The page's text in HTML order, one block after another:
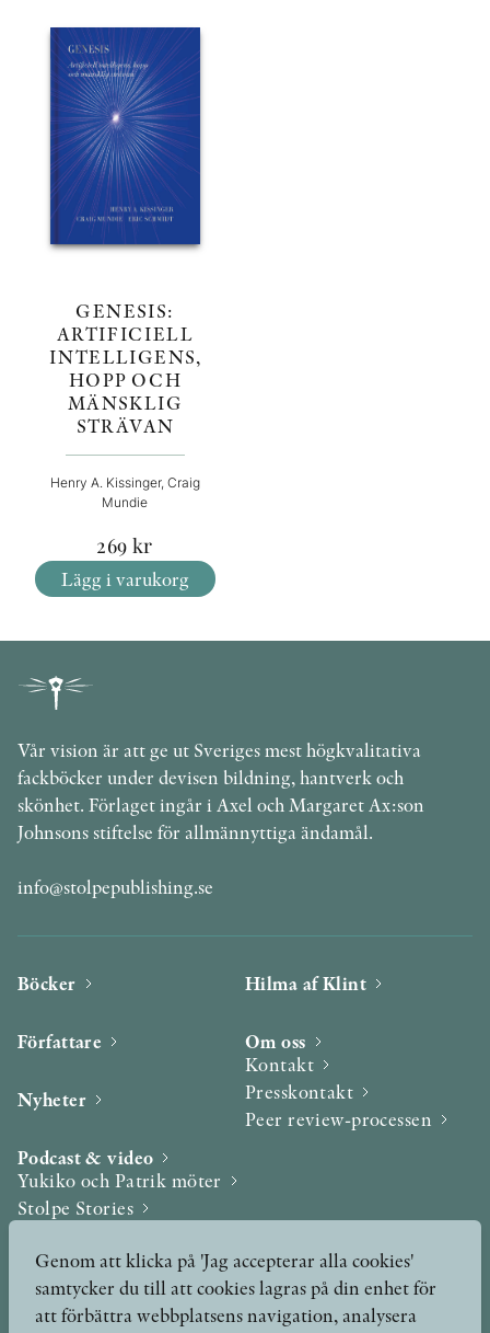
GENESIS:
ARTIFICIELL
INTELLIGENS,
HOPP OCH
MÄNSKLIG
STRÄVAN
Henry A. Kissinger, Craig
Mundie
269 kr
Lägg i varukorg
Vår vision är att ge ut Sveriges mest högkvalitativa
fackböcker under devisen bildning, hantverk och
skönhet. Förlaget ingår i Axel och Margaret Ax:son
Johnsons stiftelse för allmännyttiga ändamål.
info@stolpepublishing.se
Böcker
Författare
Nyheter
Podcast & video
Yukiko och Patrik möter
Stolpe Stories
Utmärkelser & Format
Utmärkelser
Hilma af Klint
Om oss
Kontakt
Presskontakt
Peer review-processen
Genom att klicka på 'Jag accepterar alla cookies'
samtycker du till att cookies lagras på din enhet för
att förbättra webbplatsens navigation, analysera